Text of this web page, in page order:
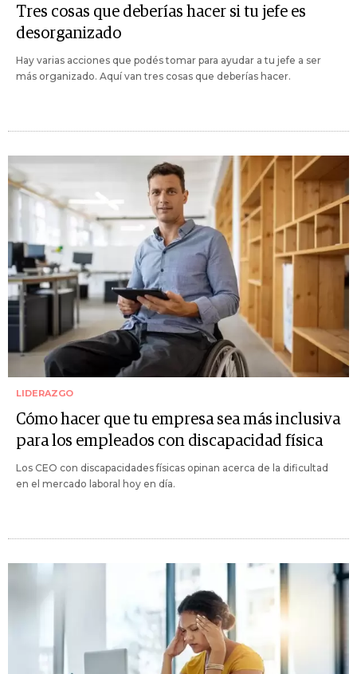
Tres cosas que deberías hacer si tu jefe es
desorganizado
Hay varias acciones que podés tomar para ayudar a tu jefe a ser
más organizado. Aquí van tres cosas que deberías hacer.
LIDERAZGO
Cómo hacer que tu empresa sea más inclusiva
para los empleados con discapacidad física
Los CEO con discapacidades físicas opinan acerca de la dificultad
en el mercado laboral hoy en día.